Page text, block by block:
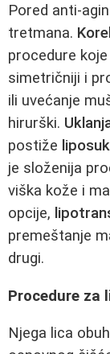
Pored anti-
tretmana.
procedure
simetričniji i
ili uvećanje
hirurški.
postiže
je složenija
viška kože i
opcije,
premeštanje
drugi.
Procedure za
Njega lica